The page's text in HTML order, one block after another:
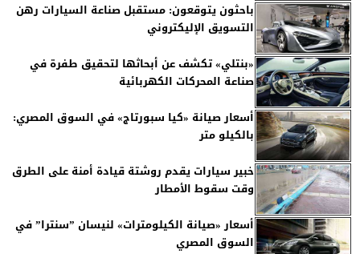
باحثون يتوقعون: مستقبل صناعة السيارات رهن
التسويق الإليكتروني
«بنتلي» تكشف عن أبحاثها لتحقيق طفرة في
صناعة المحركات الكهربائية
أسعار صيانة «كيا سبورتاج» في السوق المصري:
بالكيلو متر
خبير سيارات يقدم روشتة قيادة أمنة على الطرق
وقت سقوط الأمطار
أسعار «صيانة الكيلومترات» لنيسان ”سنترا” في
السوق المصري